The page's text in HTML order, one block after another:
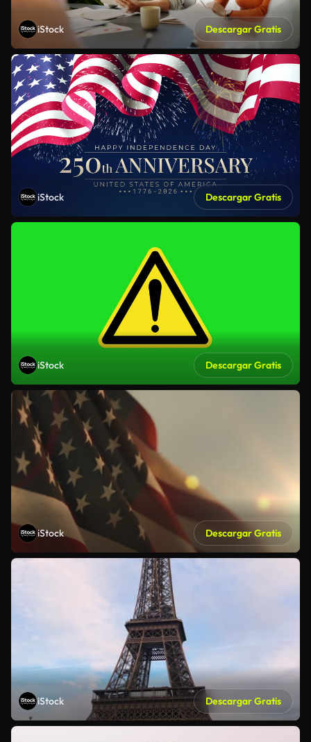
iStock Descargar Gratis
iStock Descargar Gratis
iStock Descargar Gratis
iStock Descargar Gratis
iStock Descargar Gratis